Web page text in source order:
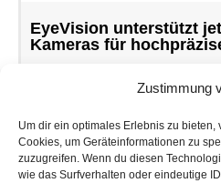
Zustimmung
Um dir ein optimales Erlebnis zu
Cookies, um Geräteinformationen zu
zuzugreifen. Wenn du diesen
wie das Surfverhalten oder eindeutige
EyeVision unterstützt
Kameras für